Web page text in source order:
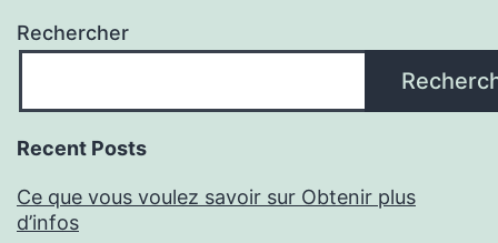
Rechercher
Recent Posts
Ce que vous voulez savoir sur Obtenir plus
d’infos